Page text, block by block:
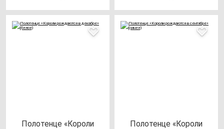
Поло­тен­це «Коро­ли
Поло­тен­це «Коро­ли